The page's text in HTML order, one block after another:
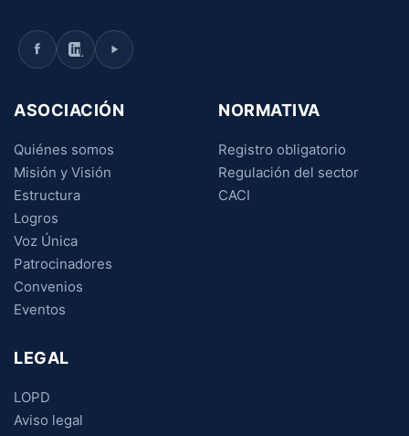
ASOCIACIÓN
Quiénes somos
Misión y Visión
Estructura
Logros
Voz Única
Patrocinadores
Convenios
Eventos
NORMATIVA
Registro obligatorio
Regulación del sector
CACI
LEGAL
LOPD
Aviso legal